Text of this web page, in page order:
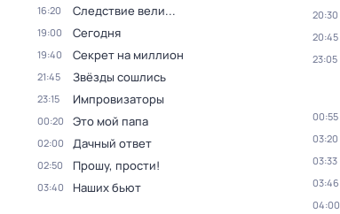
16:20 Следствие вели...
19:00 Сегодня
19:40 Секрет на миллион
21:45 Звёзды сошлись
23:15 Импровизаторы
00:20 Это мой папа
02:00 Дачный ответ
02:50 Прошу, прости!
03:40 Наших бьют
20:30
20:45
23:05
00:55
03:20
03:33
03:46
04:00